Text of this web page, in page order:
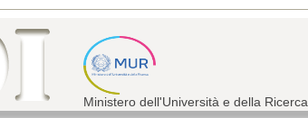
Ministero dell'Università e della Ricerca